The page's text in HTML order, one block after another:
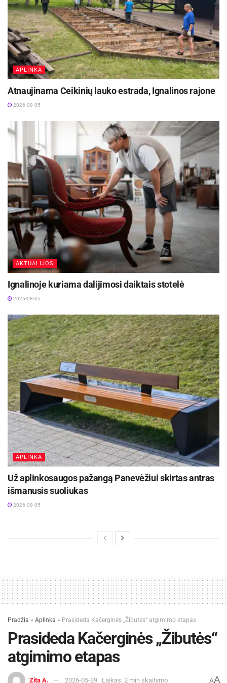
svarbi viso Raudondvario dvaro komplekso
atkūrimo dalis, siekiant istorinį paveldą pritaikyti
šiuolaikiniams poreikiams ir atverti jį
visuomenei.
Šaltinis: Kauno rajono savivaldybė
APLINKA
Atnaujinama Ceikinių lauko estrada, Ignalinos rajone
2026-08-05
AKTUALIJOS
Ignalinoje kuriama dalijimosi daiktais stotelė
2026-08-05
APLINKA
Už aplinkosaugos pažangą Panevėžiui skirtas antras
išmanusis suoliukas
2026-08-05
Pradžia » Aplinka » Prasideda Kačerginės „Žibutės“ atgimimo etapas
Prasideda Kačerginės „Žibutės“
atgimimo etapas
Zita A. 2026-05-29 Laikas: 2 min skaitymo AA